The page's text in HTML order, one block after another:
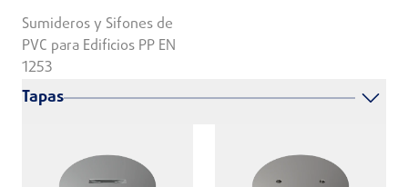
Sumideros y Sifones de
PVC para Edificios PP EN
1253
Tapas